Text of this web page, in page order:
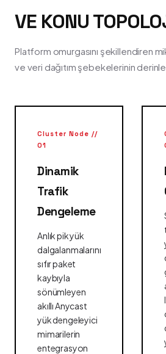
VE KONU
Platform omurgasını şekillendiren
ve veri dağıtım şebekelerinin
Cluster Node //
01
Dinamik
Trafik
Dengeleme
Anlık pik yük
dalgalanmalarını
sıfır paket
kaybıyla
sönümleyen
akıllı Anycast
yük dengeleyici
mimarilerin
entegrasyon